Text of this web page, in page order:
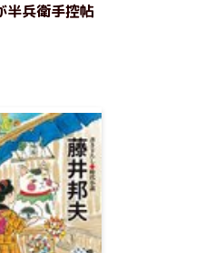
半兵衛手控帖